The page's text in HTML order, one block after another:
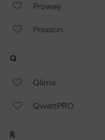
Proway
Proxxon
Q
Qlima
QwattPRO
R